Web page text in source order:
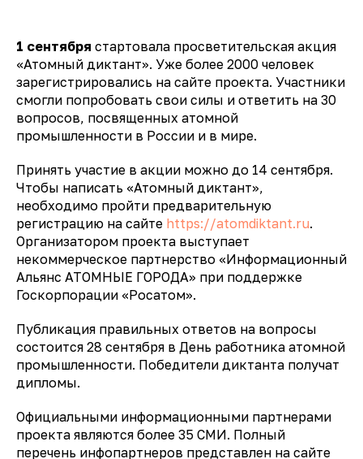
1 сентября стартовала просветительская акция
«Атомный диктант». Уже более 2000 человек
зарегистрировались на сайте проекта. Участники
смогли попробовать свои силы и ответить на 30
вопросов, посвященных атомной
промышленности в России и в мире.
Принять участие в акции можно до 14 сентября.
Чтобы написать «Атомный диктант»,
необходимо пройти предварительную
регистрацию на сайте https://atomdiktant.ru.
Организатором проекта выступает
некоммерческое партнерство «Информационный
Альянс АТОМНЫЕ ГОРОДА» при поддержке
Госкорпорации «Росатом».
Публикация правильных ответов на вопросы
состоится 28 сентября в День работника атомной
промышленности. Победители диктанта получат
дипломы.
Официальными информационными партнерами
проекта являются более 35 СМИ. Полный
перечень инфопартнеров представлен на сайте